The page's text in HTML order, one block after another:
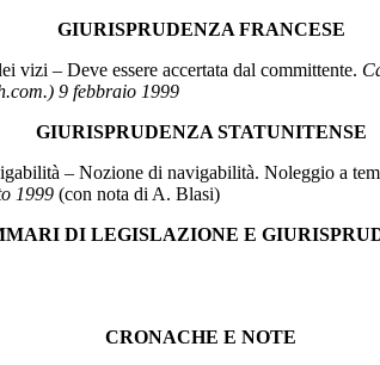
GIURISPRUDENZA FRANCESE
vizi – Deve essere accertata dal committente.
9 febbraio 1999
GIURISPRUDENZA STATUNITENSE
– Nozione di navigabilità. Noleggio a
1999 (con nota di A. Blasi)
DI LEGISLAZIONE E
CRONACHE E NOTE